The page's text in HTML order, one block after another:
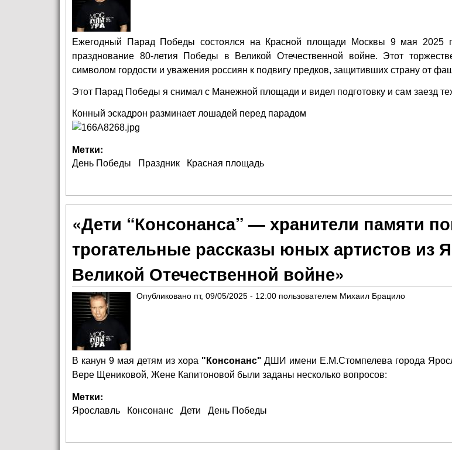
Ежегодный Парад Победы состоялся на Красной площади Москвы 9 мая 2025
празднование 80-летия Победы в Великой Отечественной войне. Этот
символом гордости и уважения россиян к подвигу предков, защитивших страну от
Этот Парад Победы я снимал с Манежной площади и видел подготовку и сам заезд
Конный эскадрон разминает лошадей перед парадом
Метки:
День Победы Праздник
Красная площадь
«Дети “Консонанса” — хранители памяти
трогательные рассказы юных артистов из
Великой Отечественной войне»
Опубликовано пт, 09/05/2025 - 12:00 пользователем Михаил Брацило
В канун 9 мая детям из хора "Консонанс" ДШИ имени Е.М.Стомпелева города
Вере Щениковой, Жене Капитоновой были заданы несколько вопросов:
Метки:
Ярославль Консонанс Дети
День Победы